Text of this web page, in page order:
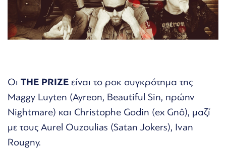
Οι THE PRIZE είναι το ροκ συγκρότημα της
Maggy Luyten (Ayreon, Beautiful Sin, πρώην
Nightmare) και Christophe Godin (ex Gnô), μαζί
με τους Aurel Ouzoulias (Satan Jokers), Ivan
Rougny.